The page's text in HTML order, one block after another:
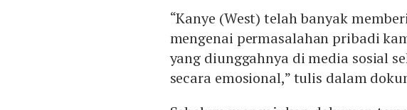
“Kanye (West) telah banyak
mengenai permasalahan pribadi
yang diunggahnya di media sosial
secara emosional,” tulis dalam